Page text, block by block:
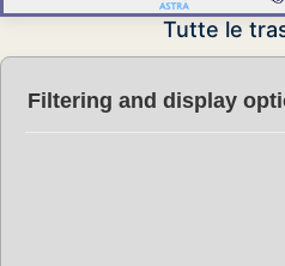
Tutte le
Filtering and display